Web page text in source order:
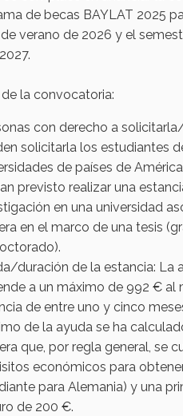
de becas BAYLAT 2025
verano de 2026 y el
de la convocatoria:
con derecho a
solicitarla los estudiantes
de países de
previsto realizar una
en una universidad
en el marco de una tesis
duración de la estancia: La
a un máximo de 992 € al
de entre uno y cinco
de la ayuda se ha
que, por regla general, se
económicos para
para Alemania) y una
de 200 €.